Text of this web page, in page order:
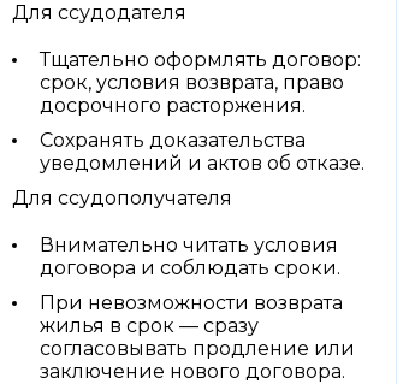
Для ссудодателя
Тщательно оформлять договор:
срок, условия возврата, право
досрочного расторжения.
Сохранять доказательства
уведомлений и актов об отказе.
Для ссудополучателя
Внимательно читать условия
договора и соблюдать сроки.
При невозможности возврата
жилья в срок — сразу
согласовывать продление или
заключение нового договора.